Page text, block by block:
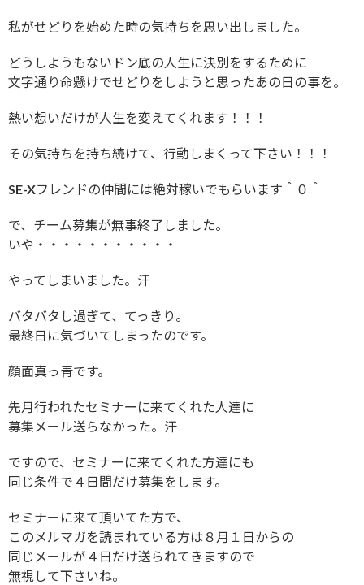
私がせどりを始めた時の気持ちを思い出しました。
どうしようもないドン底の人生に決別をするために
文字通り命懸けでせどりをしようと思ったあの日の事を。
熱い想いだけが人生を変えてくれます！！！
その気持ちを持ち続けて、行動しまくって下さい！！！
SE-Xフレンドの仲間には絶対稼いでもらいます＾０＾
で、チーム募集が無事終了しました。
いや・・・・・・・・・・・
やってしまいました。汗
バタバタし過ぎて、てっきり。
最終日に気づいてしまったのです。
顔面真っ青です。
先月行われたセミナーに来てくれた人達に
募集メール送らなかった。汗
ですので、セミナーに来てくれた方達にも
同じ条件で４日間だけ募集をします。
セミナーに来て頂いてた方で、
このメルマガを読まれている方は８月１日からの
同じメールが４日だけ送られてきますので
無視して下さいね。